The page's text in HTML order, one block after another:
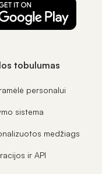
tobulumas
personalui
sistema
medžiags
ir API